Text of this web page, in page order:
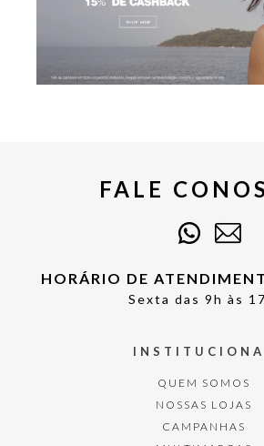
FALE
HORÁRIO DE
Sexta das 9h às
QUEM SOMOS
NOSSAS LOJAS
CAMPANHAS